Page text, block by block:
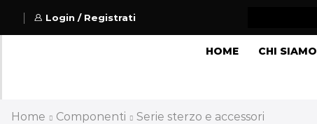
Login / Registrati
HOME CHI SIAMO
Home Componenti Serie sterzo e accessori